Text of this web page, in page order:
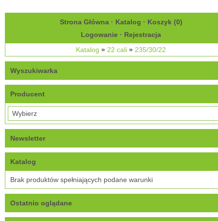
Strona Główna· Katalog · Koszyk (0)
Logowanie · Rejestracja
Katalog » 22 cali » 235/30/22
Wyszukiwarka
Producent
Newsletter
Katalog
Brak produktów spełniających podane warunki
Ostatnio oglądane